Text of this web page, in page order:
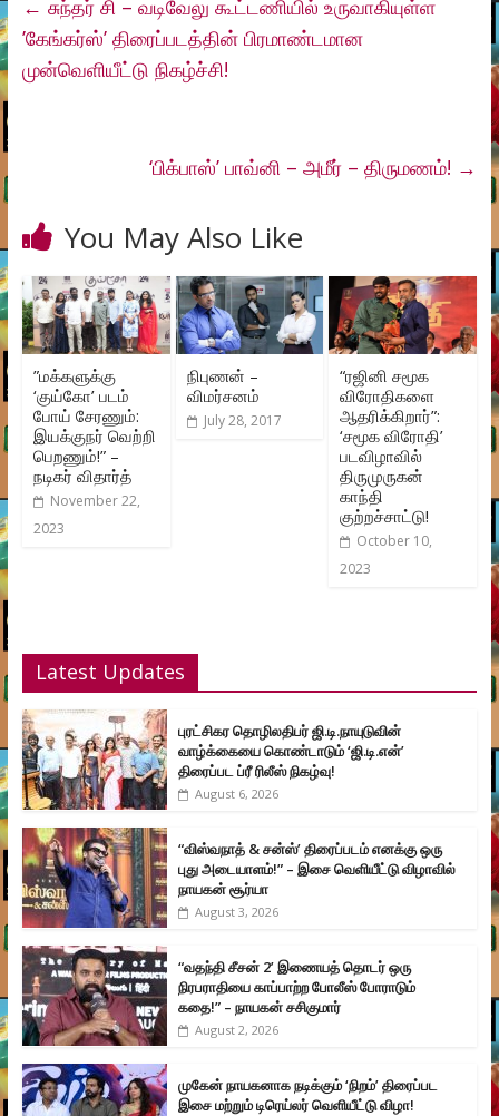
← சுந்தர் சி – வடிவேலு கூட்டணியில் உருவாகியுள்ள
’கேங்கர்ஸ்’ திரைப்படத்தின் பிரமாண்டமான
முன்வெளியீட்டு நிகழ்ச்சி!
‘பிக்பாஸ்’ பாவ்னி – அமீர் – திருமணம்! →
You May Also Like
”மக்களுக்கு
‘குய்கோ’ படம்
போய் சேரணும்:
இயக்குநர் வெற்றி
பெறணும்!” –
நடிகர் விதார்த்
November 22,
2023
நிபுணன் –
விமர்சனம்
July 28, 2017
“ரஜினி சமூக
விரோதிகளை
ஆதரிக்கிறார்”:
‘சமூக விரோதி’
படவிழாவில்
திருமுருகன்
காந்தி
குற்றச்சாட்டு!
October 10,
2023
Latest Updates
புரட்சிகர தொழிலதிபர் ஜி.டி.நாயுடுவின்
வாழ்க்கையை கொண்டாடும் ‘ஜி.டி.என்’
திரைப்பட ப்ரீ ரிலீஸ் நிகழ்வு!
August 6, 2026
“விஸ்வநாத் & சன்ஸ்’ திரைப்படம் எனக்கு ஒரு
புது அடையாளம்!” – இசை வெளியீட்டு விழாவில்
நாயகன் சூர்யா
August 3, 2026
“வதந்தி சீசன் 2’ இணையத் தொடர் ஒரு
நிரபராதியை காப்பாற்ற போலீஸ் போராடும்
கதை!” – நாயகன் சசிகுமார்
August 2, 2026
முகேன் நாயகனாக நடிக்கும் ‘நிறம்’ திரைப்பட
இசை மற்றும் டிரெய்லர் வெளியீட்டு விழா!